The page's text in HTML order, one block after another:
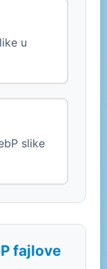
u
slike
fajlove